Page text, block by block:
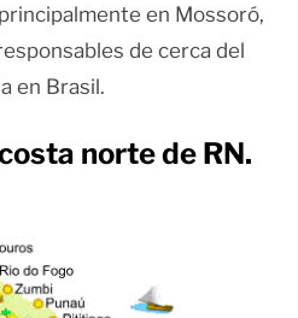
en Mossoró,
de cerca del
en Brasil.
norte de RN.